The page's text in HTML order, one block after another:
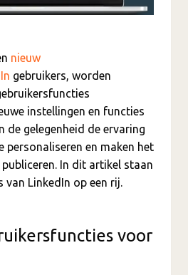
nieuw
gebruikers, worden
instellingen en functies
de gelegenheid de ervaring
personaliseren en maken het
In dit artikel staan
van LinkedIn op een rij.
voor